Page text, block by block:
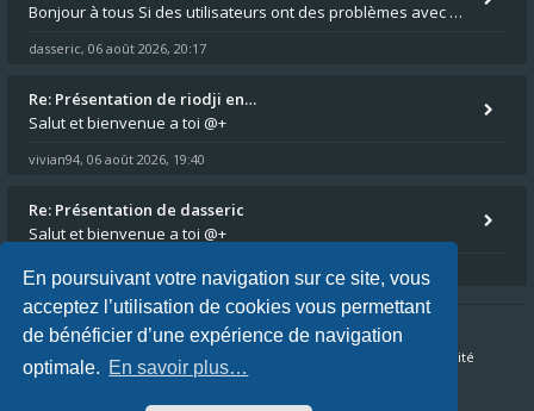
En poursuivant votre navigation sur ce site, vous
acceptez l’utilisation de cookies vous permettant
de bénéficier d’une expérience de navigation
optimale. En savoir plus…
Bonjour à tous Si des utilisateurs ont des problèmes avec leur moto qui démarre plus, la mienne ne coupe plus :?: - Je
dasseric, 06 août 2026, 20:17
Re: Présentation de riodji en…
Salut et bienvenue a toi @+
vivian94, 06 août 2026, 19:40
Re: Présentation de dasseric
Salut et bienvenue a toi @+
vivian94 ,06 août 2026, 19:40
Accueil du forum FAQ Confidentialité